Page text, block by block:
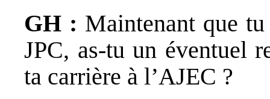
GH : Maintenant que
JPC, as-tu un éventuel
ta carrière à l’AJEC ?